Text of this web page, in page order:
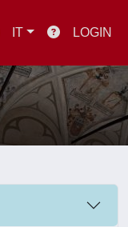
IT LOGIN